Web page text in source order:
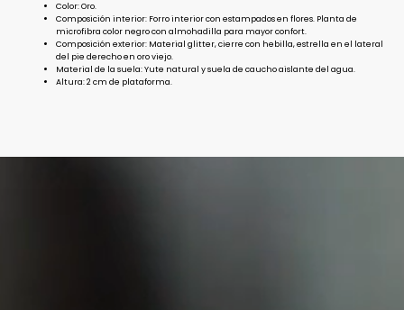
Color: Oro.
Composición interior: Forro interior con estampados en flores. Planta de
microfibra color negro con almohadilla para mayor confort.
Composición exterior: Material glitter, cierre con hebilla, estrella en el lateral
del pie derecho en oro viejo.
Material de la suela: Yute natural y suela de caucho aislante del agua.
Altura: 2 cm de plataforma.